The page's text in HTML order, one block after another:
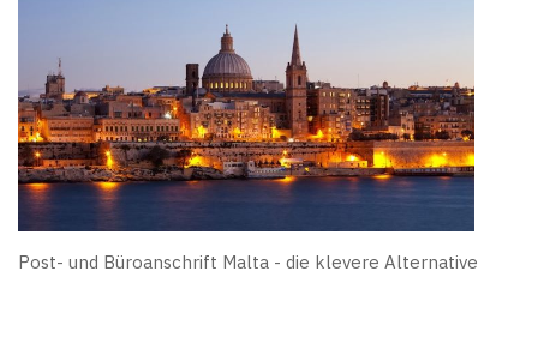
Post- und Büroanschrift Malta - die klevere Alternative